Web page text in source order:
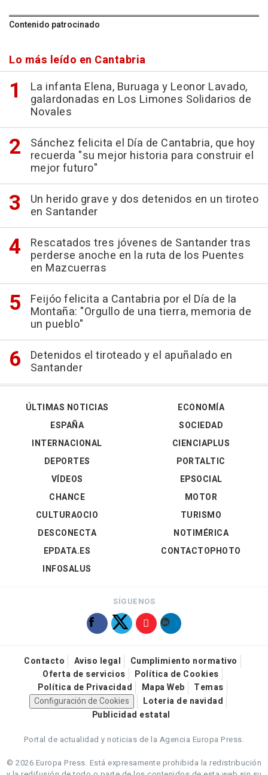
Contenido patrocinado
Lo más leído en Cantabria
La infanta Elena, Buruaga y Leonor Lavado,
galardonadas en Los Limones Solidarios de
Novales
Sánchez felicita el Día de Cantabria, que hoy
recuerda "su mejor historia para construir el
mejor futuro"
Un herido grave y dos detenidos en un tiroteo
en Santander
Rescatados tres jóvenes de Santander tras
perderse anoche en la ruta de los Puentes
en Mazcuerras
Feijóo felicita a Cantabria por el Día de la
Montaña: "Orgullo de una tierra, memoria de
un pueblo"
Detenidos el tiroteado y el apuñalado en
Santander
ÚLTIMAS NOTICIAS
ESPAÑA
INTERNACIONAL
DEPORTES
VÍDEOS
ECONOMÍA
SOCIEDAD
CIENCIAPLUS
PORTALTIC
EPSOCIAL
CHANCE
CULTURAOCIO
DESCONECTA
EPDATA.ES
INFOSALUS
MOTOR
TURISMO
NOTIMÉRICA
CONTACTOPHOTO
SÍGUENOS
Contacto Aviso legal
Cumplimiento normativo
Oferta de servicios
Política de Cookies
Política de Privacidad
Mapa Web
Temas
Configuración de Cookies
Loteria de navidad
Publicidad estatal
Portal de actualidad y noticias de la Agencia Europa Press.
© 2026 Europa Press. Está expresamente prohibida la redistribución